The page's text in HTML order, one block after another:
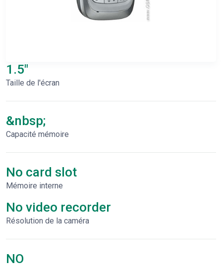
1.5"
Taille de l'écran
&nbsp;
Capacité mémoire
No card slot
Mémoire interne
No video recorder
Résolution de la caméra
NO